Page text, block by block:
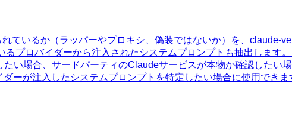
ているか（ラッパーやプロキシ、偽装ではないか）を、claude-
プロバイダーから注入されたシステムプロンプトも抽出します
い場合、サードパーティのClaudeサービスが本物か確認したい
ーが注入したシステムプロンプトを特定したい場合に使用できま